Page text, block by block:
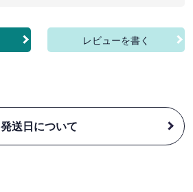
レビューを書く
発送日について